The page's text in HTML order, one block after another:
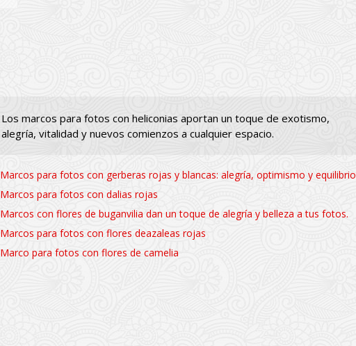
Los marcos para fotos con heliconias aportan un toque de exotismo,
alegría, vitalidad y nuevos comienzos a cualquier espacio.
Marcos para fotos con gerberas rojas y blancas: alegría, optimismo y equilibrio
Marcos para fotos con dalias rojas
Marcos con flores de buganvilia dan un toque de alegría y belleza a tus fotos.
Marcos para fotos con flores deazaleas rojas
Marco para fotos con flores de camelia